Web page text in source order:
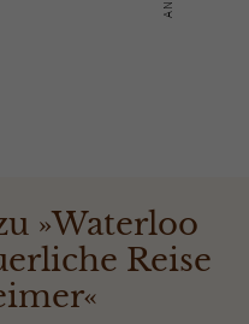
»Waterloo
Reise